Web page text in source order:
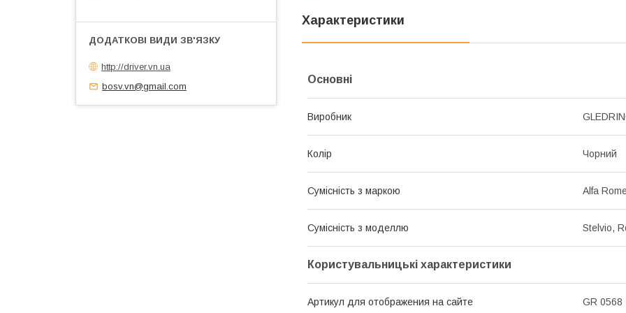
Характеристики
Основні
Виробник
Колір Чорний
Сумісність з маркою Alfa
Сумісність з моделлю Stelvio,
Користувальницькі характеристики
Артикул для отображения на сайте GR 0568
http://driver.vn.ua
bosv.vn@gmail.com